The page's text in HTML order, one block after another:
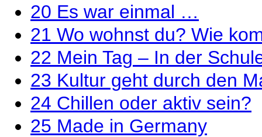
20 Es war einmal …
21 Wo wohnst du? Wie
22 Mein Tag – In der
23 Kultur geht durch den
24 Chillen oder aktiv sein?
25 Made in Germany